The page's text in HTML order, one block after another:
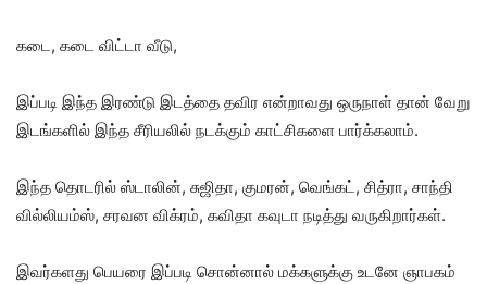
கடை, கடை விட்டா வீடு,
இப்படி இந்த இரண்டு இடத்தை தவிர என்றாவது ஒருநாள் தான் வேறு
இடங்களில் இந்த சீரியலில் நடக்கும் காட்சிகளை பார்க்கலாம்.
இந்த தொடரில் ஸ்டாலின், சுஜிதா, குமரன், வெங்கட், சித்ரா, சாந்தி
வில்லியம்ஸ், சரவன விக்ரம், கவிதா கவுடா நடித்து வருகிறார்கள்.
இவர்களது பெயரை இப்படி சொன்னால் மக்களுக்கு உடனே ஞாபகம்